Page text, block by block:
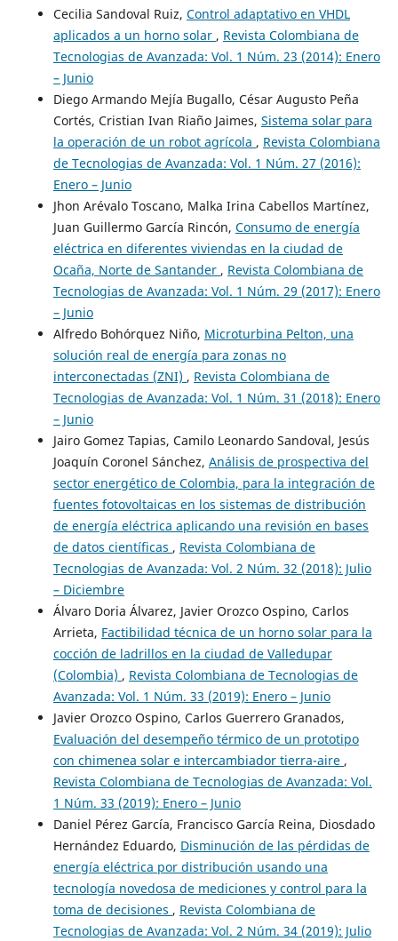
Cecilia Sandoval Ruiz, Control adaptativo en VHDL
aplicados a un horno solar , Revista Colombiana de
Tecnologias de Avanzada: Vol. 1 Núm. 23 (2014): Enero
– Junio
Diego Armando Mejía Bugallo, César Augusto Peña
Cortés, Cristian Ivan Riaño Jaimes, Sistema solar para
la operación de un robot agrícola , Revista Colombiana
de Tecnologias de Avanzada: Vol. 1 Núm. 27 (2016):
Enero – Junio
Jhon Arévalo Toscano, Malka Irina Cabellos Martínez,
Juan Guillermo García Rincón, Consumo de energía
eléctrica en diferentes viviendas en la ciudad de
Ocaña, Norte de Santander , Revista Colombiana de
Tecnologias de Avanzada: Vol. 1 Núm. 29 (2017): Enero
– Junio
Alfredo Bohórquez Niño, Microturbina Pelton, una
solución real de energía para zonas no
interconectadas (ZNI) , Revista Colombiana de
Tecnologias de Avanzada: Vol. 1 Núm. 31 (2018): Enero
– Junio
Jairo Gomez Tapias, Camilo Leonardo Sandoval, Jesús
Joaquín Coronel Sánchez, Análisis de prospectiva del
sector energético de Colombia, para la integración de
fuentes fotovoltaicas en los sistemas de distribución
de energía eléctrica aplicando una revisión en bases
de datos científicas , Revista Colombiana de
Tecnologias de Avanzada: Vol. 2 Núm. 32 (2018): Julio
– Diciembre
Álvaro Doria Álvarez, Javier Orozco Ospino, Carlos
Arrieta, Factibilidad técnica de un horno solar para la
cocción de ladrillos en la ciudad de Valledupar
(Colombia) , Revista Colombiana de Tecnologias de
Avanzada: Vol. 1 Núm. 33 (2019): Enero – Junio
Javier Orozco Ospino, Carlos Guerrero Granados,
Evaluación del desempeño térmico de un prototipo
con chimenea solar e intercambiador tierra-aire ,
Revista Colombiana de Tecnologias de Avanzada: Vol.
1 Núm. 33 (2019): Enero – Junio
Daniel Pérez García, Francisco García Reina, Diosdado
Hernández Eduardo, Disminución de las pérdidas de
energía eléctrica por distribución usando una
tecnología novedosa de mediciones y control para la
toma de decisiones , Revista Colombiana de
Tecnologias de Avanzada: Vol. 2 Núm. 34 (2019): Julio